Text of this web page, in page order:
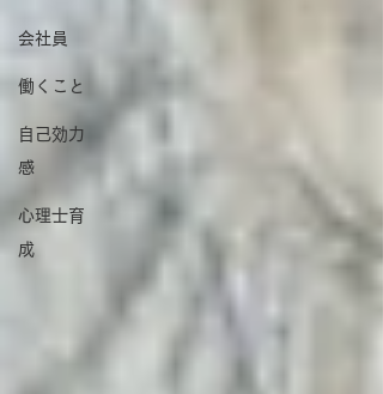
会社員
働くこと
自己効力
感
心理士育
成